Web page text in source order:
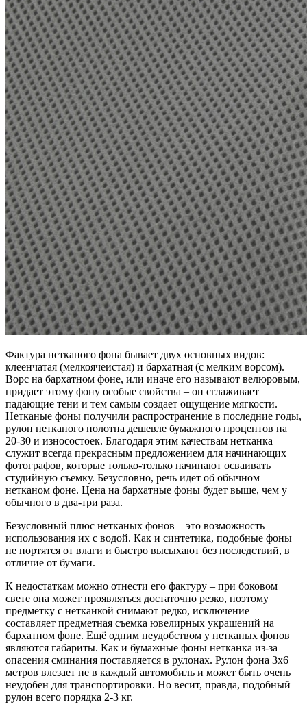
Фактура нетканого фона бывает двух основных видов:
клеенчатая (мелкоячеистая) и бархатная (с мелким ворсом).
Ворс на бархатном фоне, или иначе его называют велюровым,
придает этому фону особые свойства – он сглаживает
падающие тени и тем самым создает ощущение мягкости.
Нетканые фоны получили распространение в последние годы,
рулон нетканого полотна дешевле бумажного процентов на
20-30 и износостоек. Благодаря этим качествам нетканка
служит всегда прекрасным предложением для начинающих
фотографов, которые только-только начинают осваивать
студийную съемку. Безусловно, речь идет об обычном
нетканом фоне. Цена на бархатные фоны будет выше, чем у
обычного в два-три раза.
Безусловный плюс нетканых фонов – это возможность
использования их с водой. Как и синтетика, подобные фоны
не портятся от влаги и быстро высыхают без последствий, в
отличие от бумаги.
К недостаткам можно отнести его фактуру – при боковом
свете она может проявляться достаточно резко, поэтому
предметку с нетканкой снимают редко, исключение
составляет предметная съемка ювелирных украшений на
бархатном фоне. Ещё одним неудобством у нетканых фонов
являются габариты. Как и бумажные фоны нетканка из-за
опасения сминания поставляется в рулонах. Рулон фона 3х6
метров влезает не в каждый автомобиль и может быть очень
неудобен для транспортировки. Но весит, правда, подобный
рулон всего порядка 2-3 кг.